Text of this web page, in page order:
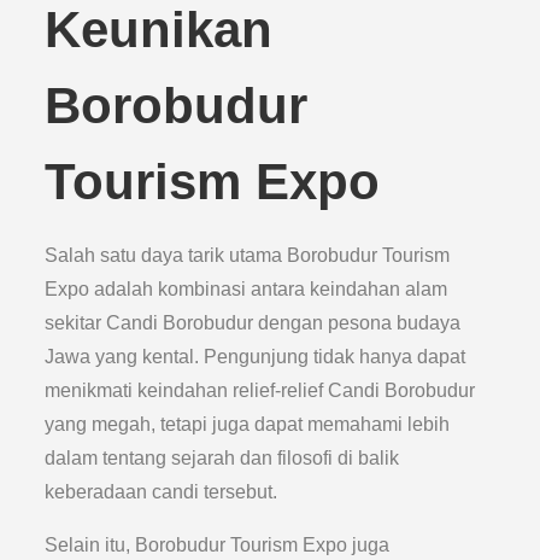
Keunikan
Borobudur
Tourism Expo
Salah satu daya tarik utama Borobudur Tourism
Expo adalah kombinasi antara keindahan alam
sekitar Candi Borobudur dengan pesona budaya
Jawa yang kental. Pengunjung tidak hanya dapat
menikmati keindahan relief-relief Candi Borobudur
yang megah, tetapi juga dapat memahami lebih
dalam tentang sejarah dan filosofi di balik
keberadaan candi tersebut.
Selain itu, Borobudur Tourism Expo juga